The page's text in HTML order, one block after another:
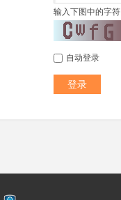
输入下图中的字符
自动登录
登录